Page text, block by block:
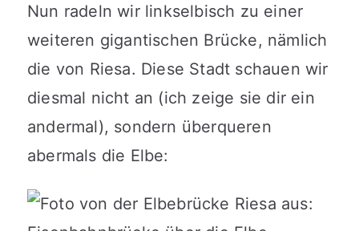
Nun radeln wir linkselbisch zu einer
weiteren gigantischen Brücke, nämlich
die von Riesa. Diese Stadt schauen wir
diesmal nicht an (ich zeige sie dir ein
andermal), sondern überqueren
abermals die Elbe: